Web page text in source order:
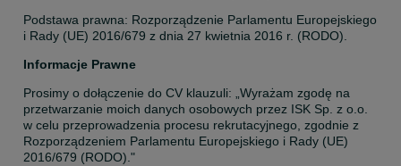
Podstawa prawna: Rozporządzenie Parlamentu Europejskiego
i Rady (UE) 2016/679 z dnia 27 kwietnia 2016 r. (RODO).
Informacje Prawne
Prosimy o dołączenie do CV klauzuli: „Wyrażam zgodę na
przetwarzanie moich danych osobowych przez ISK Sp. z o.o.
w celu przeprowadzenia procesu rekrutacyjnego, zgodnie z
Rozporządzeniem Parlamentu Europejskiego i Rady (UE)
2016/679 (RODO)."